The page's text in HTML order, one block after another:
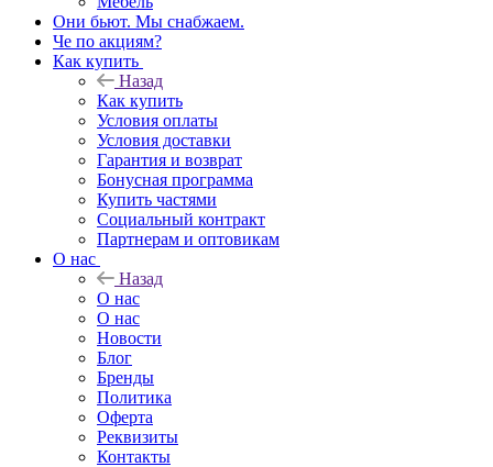
Они бьют. Мы снабжаем.
Че по акциям?
Как купить
Назад
Как купить
Условия оплаты
Условия доставки
Гарантия и возврат
Бонусная программа
Купить частями
Социальный контракт
Партнерам и оптовикам
О нас
Назад
О нас
О нас
Новости
Блог
Бренды
Политика
Оферта
Реквизиты
Контакты